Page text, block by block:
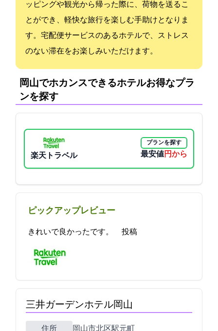
ッピングや観光から帰った際に、荷物を送るこ
とができ、軽快な旅行を楽しむ手助けとなりま
す。宅配便サービスのあるホテルで、ストレス
のない滞在をお楽しみいただけます。
岡山でホカンスできるホテル:お得なプラ
ンを探す
楽天トラベル
プランを探す
最安値4200円から
ピックアップレビュー
きれいで良かったです。 2024-04-20 20:46:13投稿
三井ガーデンホテル岡山
住所 岡山市北区駅元町1-7